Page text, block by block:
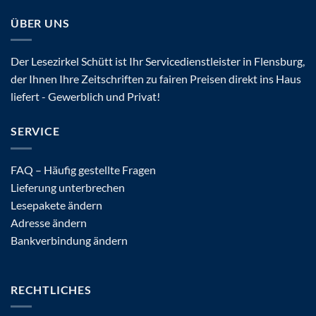
ÜBER UNS
Der Lesezirkel Schütt ist Ihr Servicedienstleister in Flensburg,
der Ihnen Ihre Zeitschriften zu fairen Preisen direkt ins Haus
liefert - Gewerblich und Privat!
SERVICE
FAQ – Häufig gestellte Fragen
Lieferung unterbrechen
Lesepakete ändern
Adresse ändern
Bankverbindung ändern
RECHTLICHES